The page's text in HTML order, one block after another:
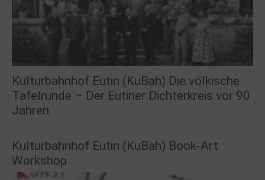
Kulturbahnhof Eutin (KuBah) Die völkische
Tafelrunde – Der Eutiner Dichterkreis vor 90
Jahren
Kulturbahnhof Eutin (KuBah) Book-Art
Workshop